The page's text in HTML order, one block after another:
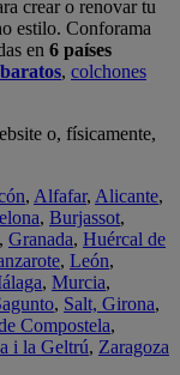
crear o renovar tu
estilo. Conforama
en 6 países
, colchones
o, físicamente,
, Alfafar, Alicante,
, Burjassot,
, Granada, Huércal de
, León,
, Murcia,
, Salt, Girona,
Compostela,
i la Geltrú, Zaragoza